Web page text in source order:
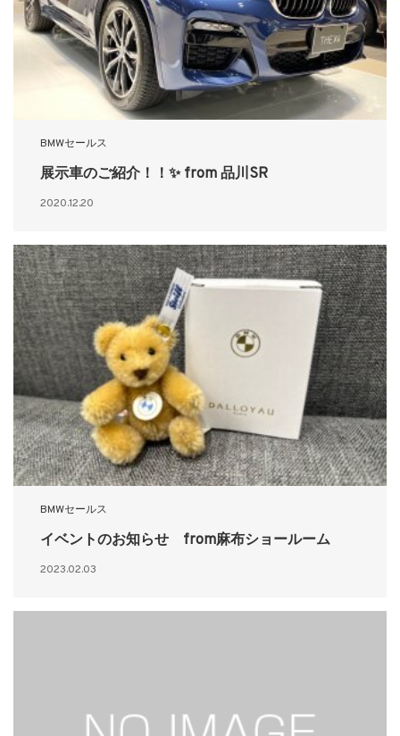
BMWセールス
展示車のご紹介！！✨ from 品川SR
2020.12.20
BMWセールス
イベントのお知らせ from麻布ショールーム
2023.02.03